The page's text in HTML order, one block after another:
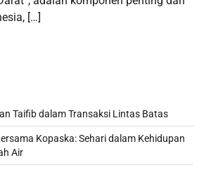
[…]
Taifib dalam Transaksi Lintas Batas
Kopaska: Sehari dalam Kehidupan
Air